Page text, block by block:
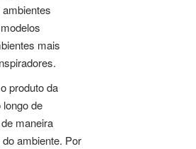
mais
produto da
de
maneira
ambiente. Por